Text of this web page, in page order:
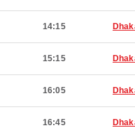
14:15
15:15
16:05
16:45